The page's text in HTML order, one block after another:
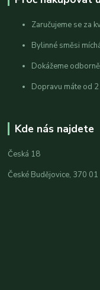
Zaručujeme se za
Bylinné směsi
Dokážeme
Dopravu máte od
Kde nás najdete
Česká 18
České Budějovice, 370 01